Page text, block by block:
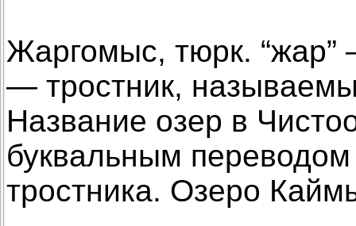
Жаргомыс, тюрк. “жар”
— тростник,
Название озер в
буквальным
тростника. Озеро